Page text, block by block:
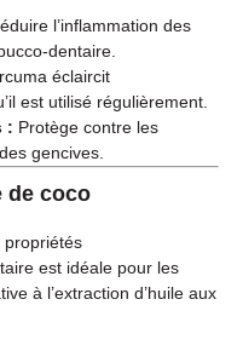
l’inflammation des
dentaire.
éclaircit
est utilisé régulièrement.
: Protège contre les
gencives.
de coco
propriétés
est idéale pour les
à l’extraction d’huile aux